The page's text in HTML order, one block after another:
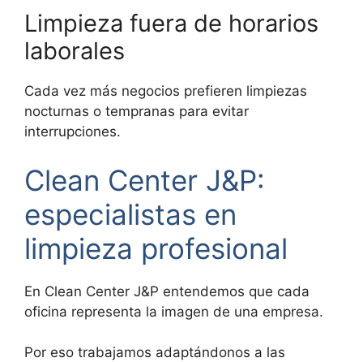
Limpieza fuera de horarios
laborales
Cada vez más negocios prefieren limpiezas
nocturnas o tempranas para evitar
interrupciones.
Clean Center J&P:
especialistas en
limpieza profesional
En Clean Center J&P entendemos que cada
oficina representa la imagen de una empresa.
Por eso trabajamos adaptándonos a las